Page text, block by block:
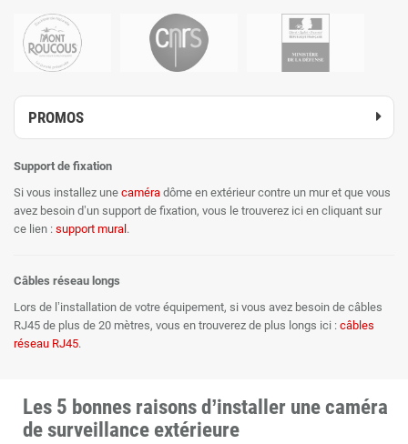
PROMOS
Support de fixation
Si vous installez une caméra dôme en extérieur contre un mur et que vous
avez besoin d’un support de fixation, vous le trouverez ici en cliquant sur
ce lien : support mural .
Câbles réseau longs
Lors de l’installation de votre équipement, si vous avez besoin de câbles
RJ45 de plus de 20 mètres, vous en trouverez de plus longs ici : câbles
réseau RJ45.
Les 5 bonnes raisons d’installer une caméra
de surveillance extérieure